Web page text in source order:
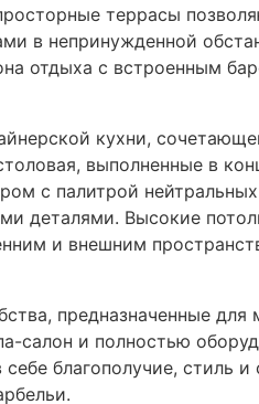
террасы
в непринужденной
отдыха с встроенным
кухни,
выполненные в
с палитрой
деталями. Высокие
и внешним
предназначенные для
салон и полностью
благополучие, стиль